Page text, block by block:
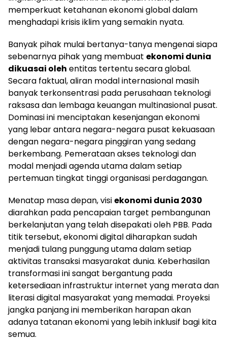
memperkuat ketahanan ekonomi global dalam
menghadapi krisis iklim yang semakin nyata.
Banyak pihak mulai bertanya-tanya mengenai siapa
sebenarnya pihak yang membuat ekonomi dunia
dikuasai oleh entitas tertentu secara global.
Secara faktual, aliran modal internasional masih
banyak terkonsentrasi pada perusahaan teknologi
raksasa dan lembaga keuangan multinasional pusat.
Dominasi ini menciptakan kesenjangan ekonomi
yang lebar antara negara-negara pusat kekuasaan
dengan negara-negara pinggiran yang sedang
berkembang. Pemerataan akses teknologi dan
modal menjadi agenda utama dalam setiap
pertemuan tingkat tinggi organisasi perdagangan.
Menatap masa depan, visi ekonomi dunia 2030
diarahkan pada pencapaian target pembangunan
berkelanjutan yang telah disepakati oleh PBB. Pada
titik tersebut, ekonomi digital diharapkan sudah
menjadi tulang punggung utama dalam setiap
aktivitas transaksi masyarakat dunia. Keberhasilan
transformasi ini sangat bergantung pada
ketersediaan infrastruktur internet yang merata dan
literasi digital masyarakat yang memadai. Proyeksi
jangka panjang ini memberikan harapan akan
adanya tatanan ekonomi yang lebih inklusif bagi kita
semua.